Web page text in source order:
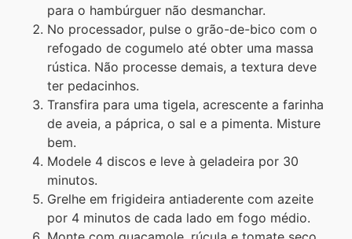
para o hambúrguer não desmanchar.
No processador, pulse o grão-de-bico com o
refogado de cogumelo até obter uma massa
rústica. Não processe demais, a textura deve
ter pedacinhos.
Transfira para uma tigela, acrescente a farinha
de aveia, a páprica, o sal e a pimenta. Misture
bem.
Modele 4 discos e leve à geladeira por 30
minutos.
Grelhe em frigideira antiaderente com azeite
por 4 minutos de cada lado em fogo médio.